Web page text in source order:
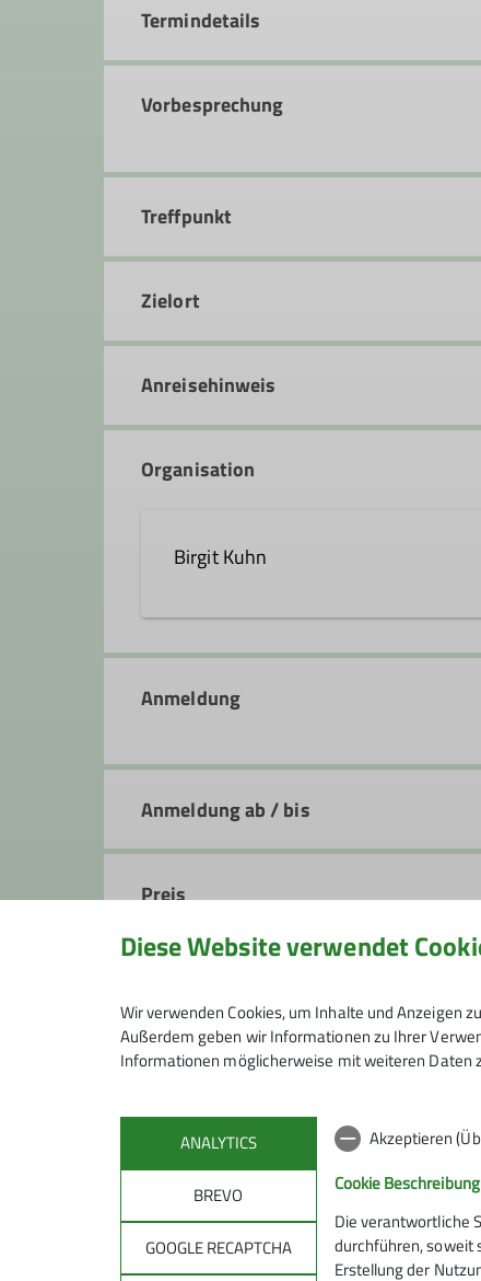
Termindetails
Vorbesprechung
Treffpunkt
Zielort
Anreisehinweis
Organisation
Birgit Kuhn
birgit.kuhn@dav-feucht.de
Anmeldung
Anmeldung ab / bis
Preis
Sektion
Diese Website verwendet
Wir verwenden Cookies, um Inhalte und Anzeigen
Außerdem geben wir Informationen zu Ihrer
Informationen möglicherweise mit weiteren Daten
ANALYTICS
BREVO
GOOGLE RECAPTCHA
Akzeptieren
Cookie Beschreibung
Die verantwortliche
durchführen, soweit
Erstellung der